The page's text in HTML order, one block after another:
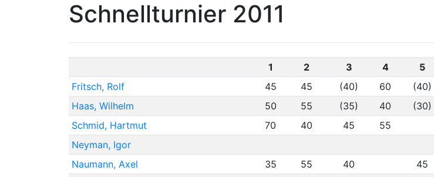
Schnellturnier 2011
1 2 3 4 5
Fritsch, Rolf
45 45 (40) 60 (40)
Haas, Wilhelm
50 55 (35) 40 (30)
Schmid, Hartmut
70 40 45 55
Neyman, Igor
Naumann, Axel
35 55 40 45